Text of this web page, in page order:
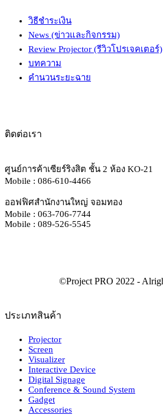
วิธีชำระเงิน
News (ข่าวและกิจกรรม)
Review Projector (รีวิวโปรเจคเตอร์)
บทความ
คำนวนระยะฉาย
ติดต่อเรา
ศูนย์การค้าเซียร์ริงสิต ชั้น 2 ห้อง KO-21
Mobile : 086-610-4466
ออฟฟิศสำนักงานใหญ่ จอมทอง
Mobile : 063-706-7744
Mobile : 089-526-5545
ประเภทสินค้า
Projector
Screen
Visualizer
Interactive Device
Digital Signage
Conference & Sound System
Gadget
Accessories